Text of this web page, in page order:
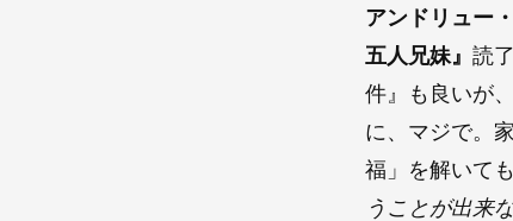
アンドリュー
五人兄妹』 読
件』も良いが、
に、マジで。
福」を解いて
うことが出来